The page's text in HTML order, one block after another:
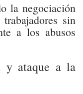
la negociación
sin
a los abusos
y ataque a la